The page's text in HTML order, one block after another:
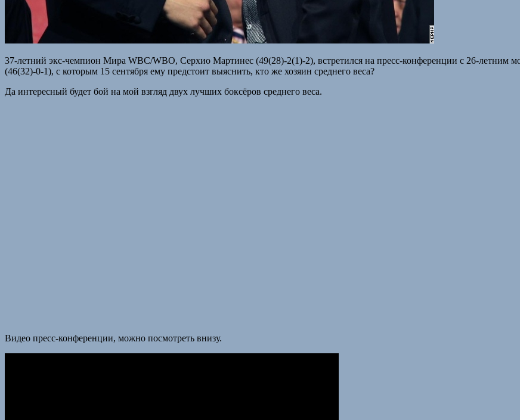
37-летний экс-чемпион Мира WBC/WBO, Серхио Мартинес (49(28)-2(1)-2), встретился на пресс-конференции с 26-
(46(32)-0-1), с которым 15 сентября ему предстоит выяснить, кто же хозяин среднего веса?
Да интересный будет бой на мой взгляд двух лучших боксёров среднего веса.
Видео пресс-конференции, можно посмотреть внизу.